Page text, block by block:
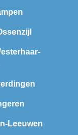
Leeuwen